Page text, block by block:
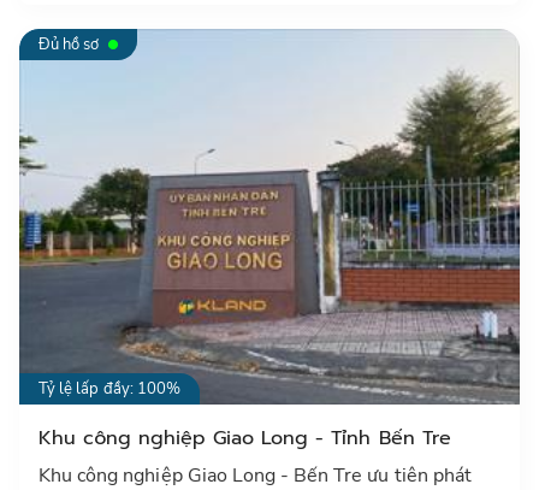
Đủ hồ sơ
Tỷ lệ lấp đầy: 100%
Khu công nghiệp Giao Long - Tỉnh Bến Tre
Khu công nghiệp Giao Long - Bến Tre ưu tiên phát